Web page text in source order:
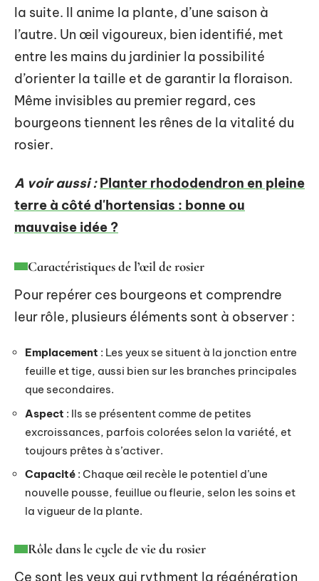
la suite. Il anime la plante, d’une saison à
l’autre. Un œil vigoureux, bien identifié, met
entre les mains du jardinier la possibilité
d’orienter la taille et de garantir la floraison.
Même invisibles au premier regard, ces
bourgeons tiennent les rênes de la vitalité du
rosier.
A voir aussi : Planter rhododendron en pleine
terre à côté d'hortensias : bonne ou
mauvaise idée ?
Caractéristiques de l’œil de rosier
Pour repérer ces bourgeons et comprendre
leur rôle, plusieurs éléments sont à observer :
Emplacement : Les yeux se situent à la jonction entre
feuille et tige, aussi bien sur les branches principales
que secondaires.
Aspect : Ils se présentent comme de petites
excroissances, parfois colorées selon la variété, et
toujours prêtes à s’activer.
Capacité : Chaque œil recèle le potentiel d’une
nouvelle pousse, feuillue ou fleurie, selon les soins et
la vigueur de la plante.
Rôle dans le cycle de vie du rosier
Ce sont les yeux qui rythment la régénération